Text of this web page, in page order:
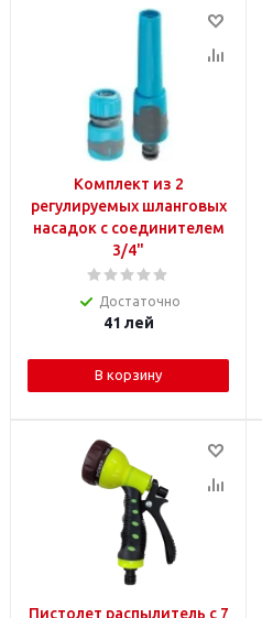
Комплект из 2
регулируемых шланговых
насадок с соединителем
3/4"
Достаточно
41 лей
В корзину
Пистолет распылитель с 7